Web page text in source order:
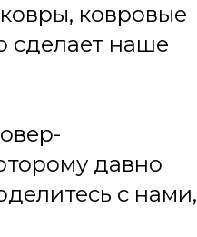
ковровые
сделает наше
давно
с нами,